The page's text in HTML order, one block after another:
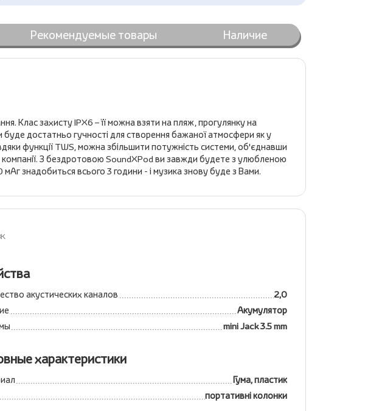
Рекомендуемые товары Наличие
Клас захисту IPX6 – її можна взяти на пляж, прогулянку на
буде достатньо гучності для створення бажаної атмосфери як у
функції TWS, можна збільшити потужність системи, об'єднавши
компанії. З бездротовою SoundXPod ви завжди будете з улюбленою
знадобиться всього 3 години - і музика знову буде з Вами.
акустических каналов
2,0
Акумулятор
mini Jack 3.5 mm
характеристики
Гума, пластик
портативні колонки